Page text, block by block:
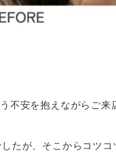
安を抱えながらご来
たが、そこからコツコ